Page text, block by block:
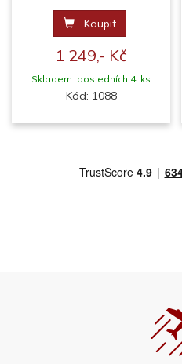
Koupit
1 249,- Kč
Skladem: posledních 4 ks
Kód: 1088